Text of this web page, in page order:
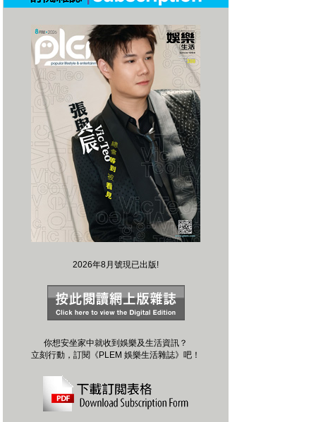
2026年8月號現已出版!
你想安坐家中就收到娛樂及生活資訊？
立刻行動，訂閱《PLEM 娛樂生活雜誌》吧！